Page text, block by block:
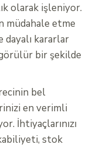
olarak işleniyor.
müdahale etme
dayalı kararlar
bir şekilde
bel
en verimli
İhtiyaçlarınızı
stok